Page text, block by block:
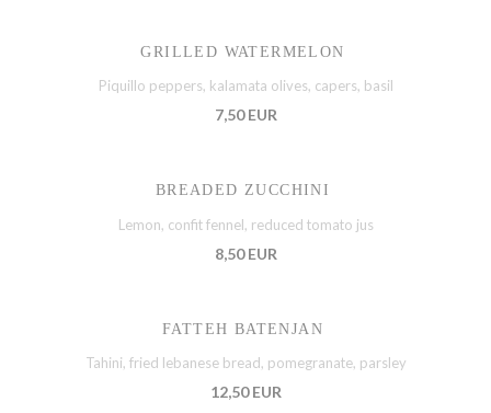
GRILLED WATERMELON
Piquillo peppers, kalamata olives, capers, basil
7,50 EUR
BREADED ZUCCHINI
Lemon, confit fennel, reduced tomato jus
8,50 EUR
FATTEH BATENJAN
Tahini, fried lebanese bread, pomegranate, parsley
12,50 EUR